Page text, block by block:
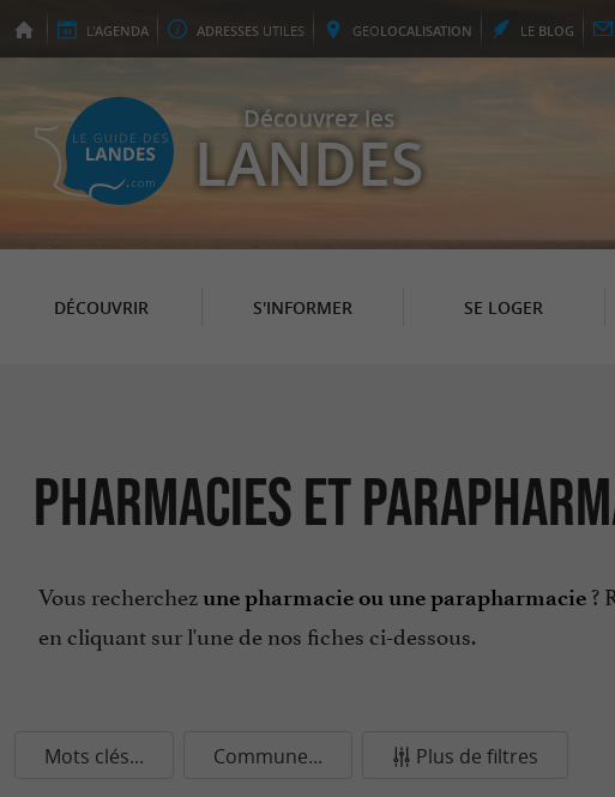
L'AGENDA ADRESSES UTILES GEOLOCALISATION LE BLOG
Découvrez les
LANDES
DÉCOUVRIR S'INFORMER SE LOGER
Pharmacies et
Vous recherchezune pharmacie ou une parapharmacie ?
en cliquant sur l'une de nos fiches ci-dessous.
Mots clés... Commune... Plus de filtres